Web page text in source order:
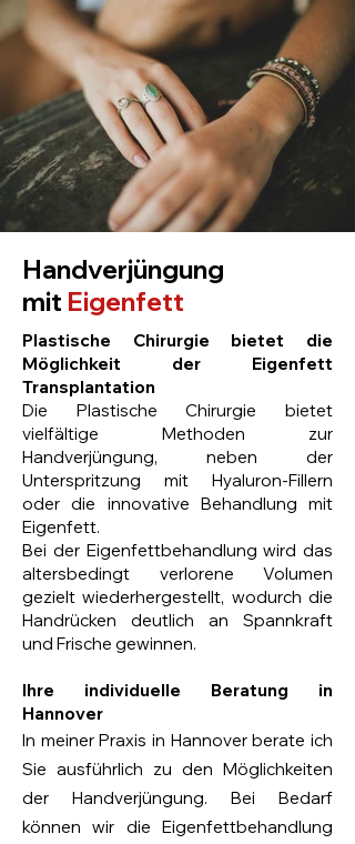
Handverjüngung
mit Eigenfett
Plastische Chirurgie bietet die
Möglichkeit der Eigenfett
Transplantation
Die Plastische Chirurgie bietet
vielfältige Methoden zur
Handverjüngung, neben der
Unterspritzung mit Hyaluron-Fillern
oder die innovative Behandlung mit
Eigenfett.
Bei der Eigenfettbehandlung wird das
altersbedingt verlorene Volumen
gezielt wiederhergestellt, wodurch die
Handrücken deutlich an Spannkraft
und Frische gewinnen.
Ihre individuelle Beratung in
Hannover
In meiner Praxis in Hannover berate ich
Sie ausführlich zu den Möglichkeiten
der Handverjüngung. Bei Bedarf
können wir die Eigenfettbehandlung